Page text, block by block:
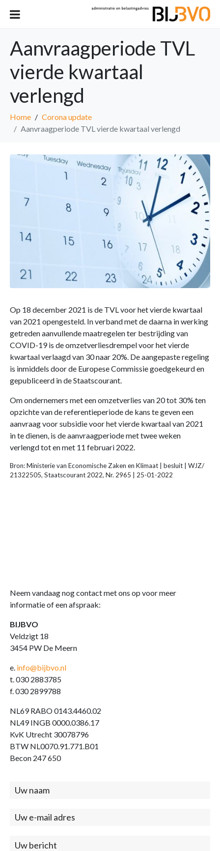
Aanvraagperiode TVL
vierde kwartaal
verlengd
Home
Corona update
Aanvraagperiode TVL vierde kwartaal verlengd
Op 18 december 2021 is de TVL voor het vierde kwartaal
van 2021 opengesteld. In verband met de daarna in werking
getreden aanvullende maatregelen ter bestrijding van
COVID-19 is de omzetverliesdrempel voor het vierde
kwartaal verlaagd van 30 naar 20%. De aangepaste regeling
is inmiddels door de Europese Commissie goedgekeurd en
gepubliceerd in de Staatscourant.
Om ondernemers met een omzetverlies van 20 tot 30% ten
opzichte van de referentieperiode de kans te geven een
aanvraag voor subsidie voor het vierde kwartaal van 2021
in te dienen, is de aanvraagperiode met twee weken
verlengd tot en met 11 februari 2022.
Bron: Ministerie van Economische Zaken en Klimaat | besluit | WJZ/
21322505, Staatscourant 2022, Nr. 2965 | 25-01-2022
Neem vandaag nog contact met ons op voor meer
informatie of een afspraak:
BIJBVO
Veldzigt 18
3454 PW De Meern
e. info@bijbvo.nl
t. 030 2883785
f. 030 2899788
NL69 RABO 0143.4460.02
NL49 INGB 0000.0386.17
KvK Utrecht 30078796
BTW NL0070.91.771.B01
Becon 247 650
Contact